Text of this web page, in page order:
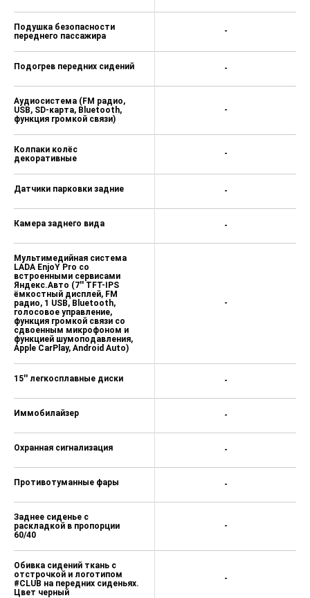
Подушка безопасности
переднего пассажира
Подогрев передних сидений
Аудиосистема (FM радио,
USB, SD-карта, Bluetooth,
функция громкой связи)
Колпаки колёс
декоративные
Датчики парковки задние
Камера заднего вида
Мультимедийная система
LADA EnjoY Pro со
встроенными сервисами
Яндекс.Авто (7'' TFT-IPS
ёмкостный дисплей, FM
радио, 1 USB, Bluetooth,
голосовое управление,
функция громкой связи со
сдвоенным микрофоном и
функцией шумоподавления,
Apple CarPlay, Android Auto)
15'' легкосплавные диски
Иммобилайзер
Охранная сигнализация
Противотуманные фары
Заднее сиденье с
раскладкой в пропорции
60/40
Обивка сидений ткань с
отстрочкой и логотипом
#CLUB на передних сиденьях.
Цвет черный
-
-
-
-
-
-
-
-
-
-
-
-
-